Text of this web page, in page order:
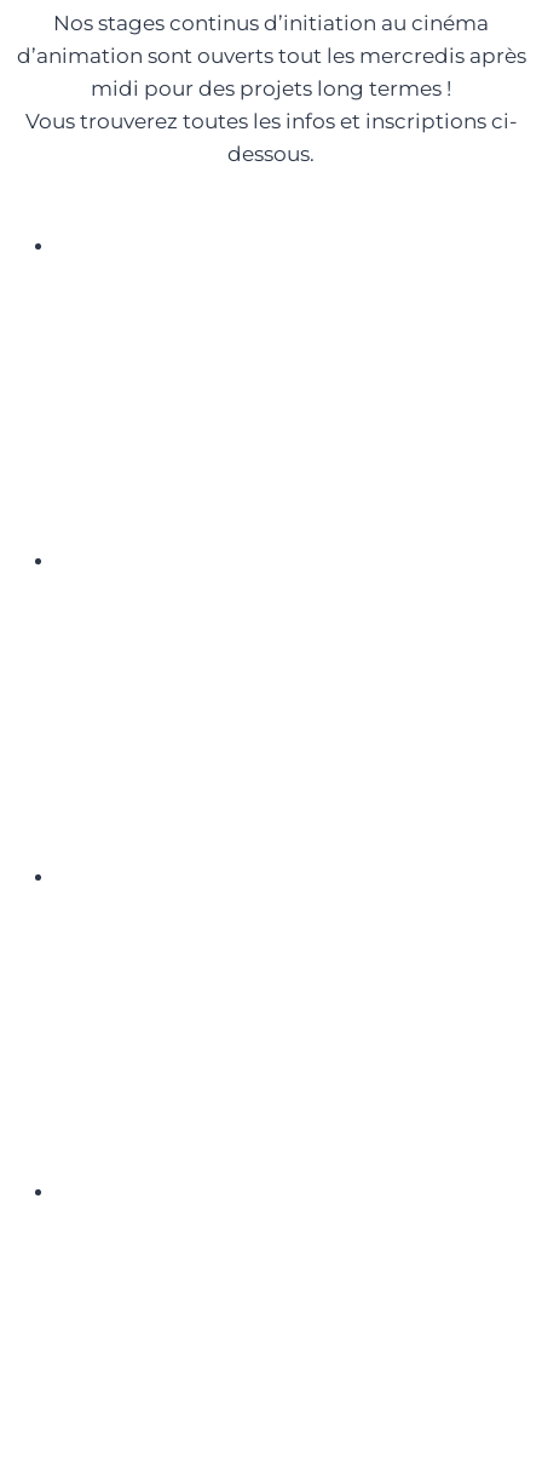
Nos stages continus d’initiation au cinéma
d’animation sont ouverts tout les mercredis après
midi pour des projets long termes !
Vous trouverez toutes les infos et inscriptions ci-
dessous.